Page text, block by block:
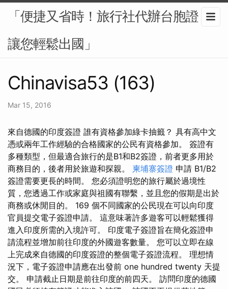
「便捷又省時！旅行社代辦台胞證，
讓您輕鬆出國」
Chinavisa53 (163)
Mar 15, 2016
來自德國的印度簽證 誰有資格參加綠卡抽籤？ 具有高中文
憑或兩年工作經驗的合格國家的公民有資格參加。 簽證有
多種類型，但最適合旅行的是B1和B2簽證，前者更多用於
商務目的，後者用於旅遊和探親。 柬埔寨簽證 申請 B1/B2
簽證需要更長的時間。 您必須證明您的旅行屬於過境性
質，您透過工作或家庭與祖國有聯繫，並且您的假期是出於
商務或休閒目的。 169 個不同國家的公民現在可以向印度
官員提交電子簽證申請。 這意味著許多遊客可以輕鬆獲得
進入印度所需的入境許可。 印度電子簽證旨在簡化簽證申
請流程並增加前往印度的外國遊客數量。 您可以立即在線
上完成來自德國的印度簽證的整個電子簽證流程。 理想情
況下，電子簽證申請應在出發前 one hundred twenty 天提
交。 申請截止日期是前往印度的前四天。 訪問印度的德國